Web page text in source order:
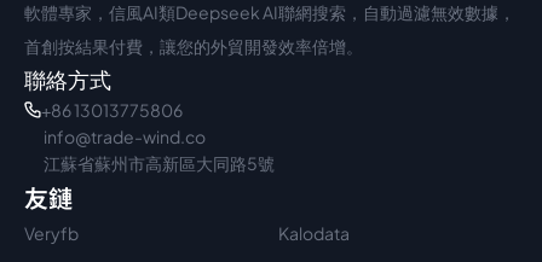
軟體專家，信風AI類Deepseek AI聯網搜索，自動過濾無效數據，
首創按結果付費，讓您的外貿開發效率倍增。
聯絡方式
+86 13013775806
info@trade-wind.co
江蘇省蘇州市高新區大同路5號
友鏈
Veryfb
Kalodata